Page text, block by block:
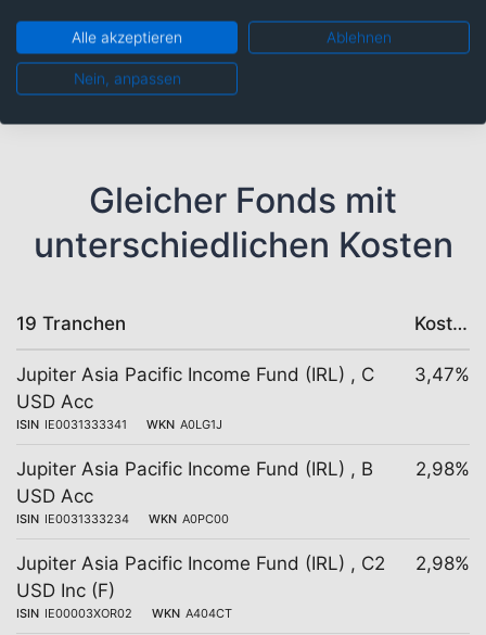
Quanta Computer Inc.
4,09%
Hana Financial Group Inc.
Gleicher Fonds mit
unterschiedlichen Kosten
19 Tranchen Kosten
Jupiter Asia Pacific Income Fund (IRL) , C
USD Acc
ISIN IE0031333341 WKN A0LG1J
3,47%
Jupiter Asia Pacific Income Fund (IRL) , B
USD Acc
ISIN IE0031333234 WKN A0PC00
2,98%
Jupiter Asia Pacific Income Fund (IRL) , C2
USD Inc (F)
ISIN IE00003XOR02 WKN A404CT
2,98%
Alle akzeptieren Ablehnen
Nein, anpassen